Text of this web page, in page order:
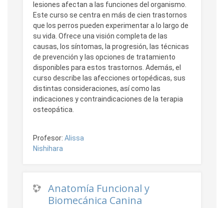
lesiones afectan a las funciones del organismo.
Este curso se centra en más de cien trastornos
que los perros pueden experimentar a lo largo de
su vida. Ofrece una visión completa de las
causas, los síntomas, la progresión, las técnicas
de prevención y las opciones de tratamiento
disponibles para estos trastornos. Además, el
curso describe las afecciones ortopédicas, sus
distintas consideraciones, así como las
indicaciones y contraindicaciones de la terapia
osteopática.
Profesor: Alissa
Nishihara
Anatomía Funcional y
Biomecánica Canina